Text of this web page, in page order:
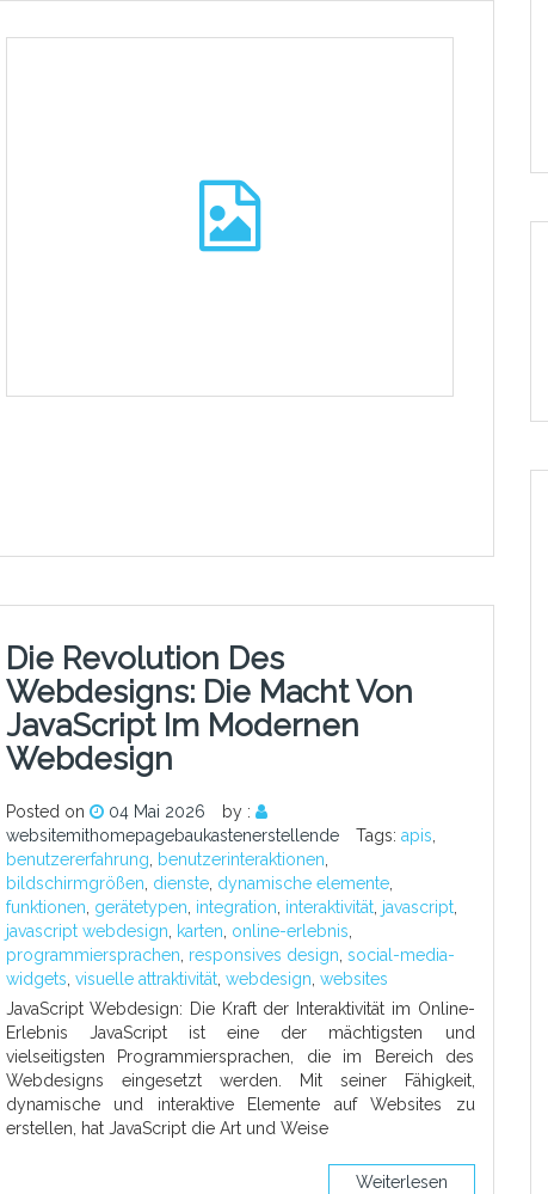
Die Revolution Des
Webdesigns: Die Macht Von
JavaScript Im Modernen
Webdesign
Posted on 04 Mai 2026
by :
websitemithomepagebaukastenerstellende
Tags: apis
benutzererfahrung
benutzerinteraktionen
bildschirmgrößen dienste, dynamische elemente,
funktionen gerätetypen integration interaktivität, javascript,
javascript webdesign
karten online-erlebnis
programmiersprachen responsives design social-media-
widgets visuelle attraktivität, webdesign websites
JavaScript Webdesign: Die Kraft der Interaktivität im Online-
Erlebnis JavaScript ist eine der mächtigsten und
vielseitigsten Programmiersprachen, die im Bereich des
Webdesigns eingesetzt werden. Mit seiner Fähigkeit,
dynamische und interaktive Elemente auf Websites zu
erstellen, hat JavaScript die Art und Weise
Weiterlesen